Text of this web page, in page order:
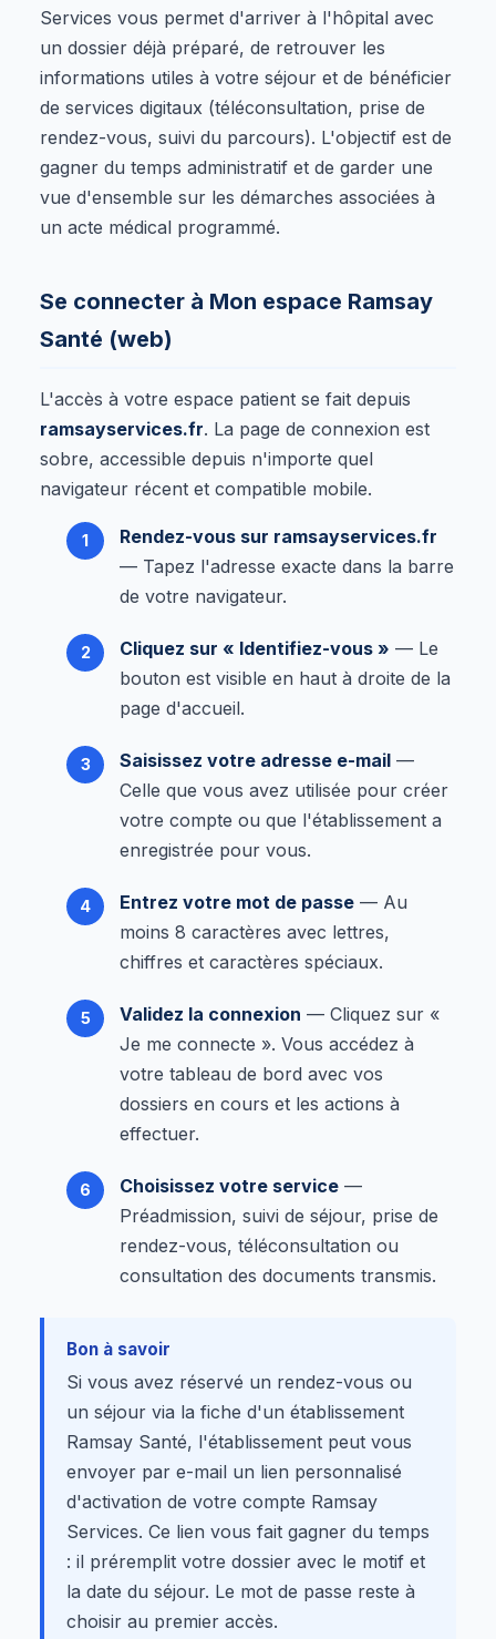
Services vous permet d'arriver à l'hôpital avec
un dossier déjà préparé, de retrouver les
informations utiles à votre séjour et de bénéficier
de services digitaux (téléconsultation, prise de
rendez-vous, suivi du parcours). L'objectif est de
gagner du temps administratif et de garder une
vue d'ensemble sur les démarches associées à
un acte médical programmé.
Se connecter à Mon espace Ramsay
Santé (web)
L'accès à votre espace patient se fait depuis
ramsayservices.fr. La page de connexion est
sobre, accessible depuis n'importe quel
navigateur récent et compatible mobile.
Rendez-vous sur ramsayservices.fr
— Tapez l'adresse exacte dans la barre
de votre navigateur.
Cliquez sur « Identifiez-vous » — Le
bouton est visible en haut à droite de la
page d'accueil.
Saisissez votre adresse e-mail —
Celle que vous avez utilisée pour créer
votre compte ou que l'établissement a
enregistrée pour vous.
Entrez votre mot de passe — Au
moins 8 caractères avec lettres,
chiffres et caractères spéciaux.
Validez la connexion — Cliquez sur «
Je me connecte ». Vous accédez à
votre tableau de bord avec vos
dossiers en cours et les actions à
effectuer.
Choisissez votre service —
Préadmission, suivi de séjour, prise de
rendez-vous, téléconsultation ou
consultation des documents transmis.
Bon à savoir
Si vous avez réservé un rendez-vous ou
un séjour via la fiche d'un établissement
Ramsay Santé, l'établissement peut vous
envoyer par e-mail un lien personnalisé
d'activation de votre compte Ramsay
Services. Ce lien vous fait gagner du temps
: il préremplit votre dossier avec le motif et
la date du séjour. Le mot de passe reste à
choisir au premier accès.